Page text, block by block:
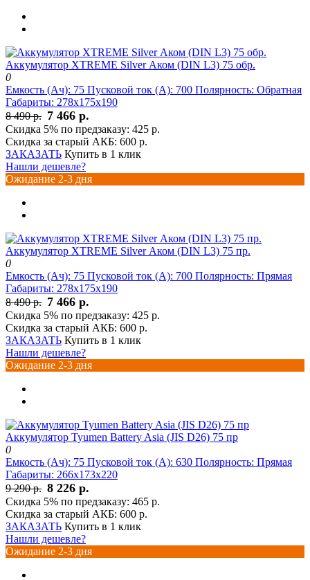
Аккумулятор XTREME Silver Аком (DIN L3) 75 обр.
0
Емкость (Ач): 75 Пусковой ток (А): 700 Полярность: Обратная
Габариты: 278x175x190
8 490 р. 7 466 р.
Скидка 5% по предзаказу: 425 р.
Скидка за старый АКБ: 600 р.
ЗАКАЗАТЬ Купить в 1 клик
Нашли дешевле?
Ожидание 2-3 дня
Аккумулятор XTREME Silver Аком (DIN L3) 75 пр.
0
Емкость (Ач): 75 Пусковой ток (А): 700 Полярность: Прямая
Габариты: 278x175x190
8 490 р. 7 466 р.
Скидка 5% по предзаказу: 425 р.
Скидка за старый АКБ: 600 р.
ЗАКАЗАТЬ Купить в 1 клик
Нашли дешевле?
Ожидание 2-3 дня
Аккумулятор Tyumen Battery Asia (JIS D26) 75 пр
0
Емкость (Ач): 75 Пусковой ток (А): 630 Полярность: Прямая
Габариты: 266x173x220
9 290 р. 8 226 р.
Скидка 5% по предзаказу: 465 р.
Скидка за старый АКБ: 600 р.
ЗАКАЗАТЬ Купить в 1 клик
Нашли дешевле?
Ожидание 2-3 дня